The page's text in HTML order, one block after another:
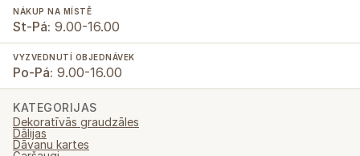
NÁKUP NA MÍSTĚ
St-Pá: 9.00-16.00
VYZVEDNUTÍ OBJEDNÁVEK
Po-Pá: 9.00-16.00
KATEGORIJAS
Dekoratīvās graudzāles
Dālijas
Dāvanu kartes